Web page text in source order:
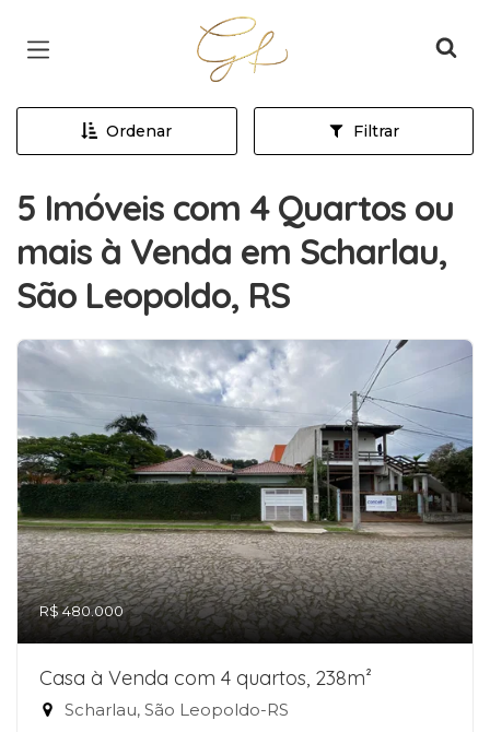
Página inicial
Ordenar Filtrar
5 Imóveis com 4 Quartos ou
mais à Venda em Scharlau,
São Leopoldo, RS
R$ 480.000
Casa à Venda com 4 quartos, 238m²
Scharlau, São Leopoldo-RS